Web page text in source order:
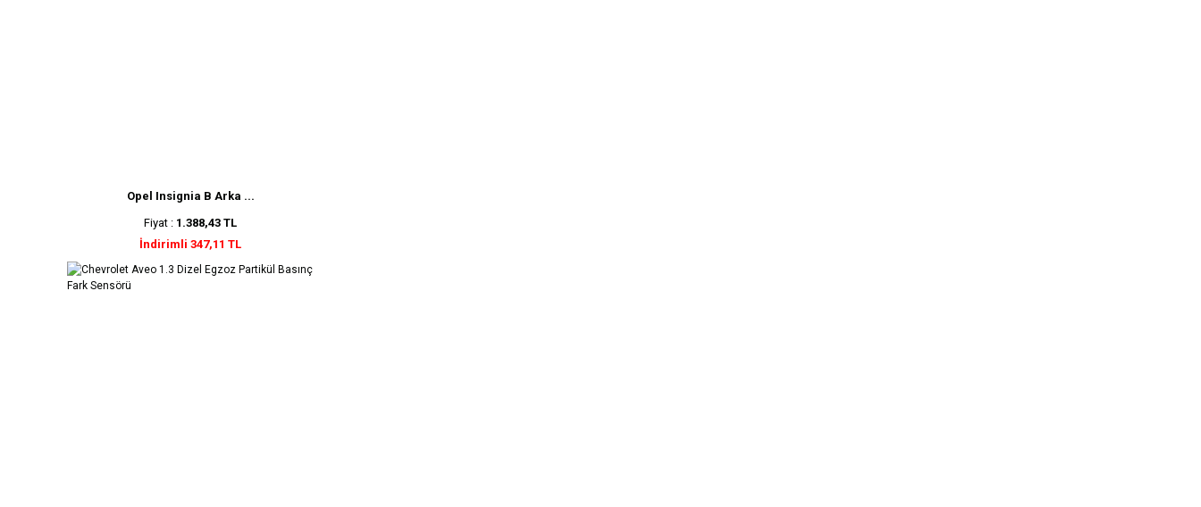
Opel Insignia B Arka ...
Fiyat : 1.388,43 TL
İndirimli 347,11 TL